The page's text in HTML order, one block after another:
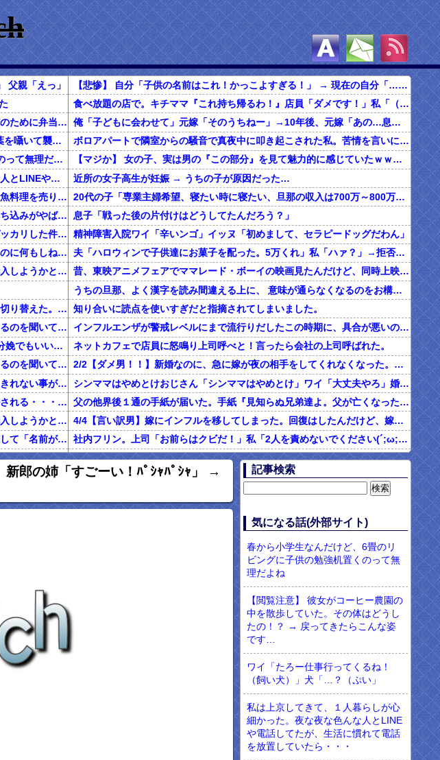
父親「えっ」
まだ学生の婆の娘が、バイト先のアラサーパートリーダに「俺のために弁当作ってこい」って言われたらしいの。断ろうとしたら「そんな事言うならシフトに入れてあげないよｗ」って…
4/5父の所業と俺の態度で嫁が離婚したいと。その前に甘い言葉を囁いて襲ったら逃げられた。子供が出来たらきっと嫁も反省して父に謝罪すると思ったのに。嫁のワガママで離婚だなんて…
春から小学生なんだけど、6畳のリビングに子供の勉強机置くのって無理だよね
私は上京してきて、１人暮らしが心細かった。夜な夜な色んな人とLINEや電話してたが、生活に慣れて電話を放置していたら・・・
一緒に旅行しようって予定を立ててる時、泊まり先は相手の「魚料理を売りにしてるこの旅館にしよう！」でほぼ即決→いざ現地で夕食の時間になってみると！？
彼女に「別れよう、もうやっていけない」と言われてまい、落ち込みがやばい←報告者がきもすぎたｗｗｗｗｗ
彼「クリスマスに店予約しといたよ」楽しみにしてたのに、ガッカリした件ｗｗｗｗｗ
【ゴミ】彼女が猫拾ってきた。自分「こいつ自分が拾ってきたのに何もしねーな」 → 拾ってきたんじゃなかった…
還暦を過ぎた独身の姉から某田舎町のリゾートマンションを購入しようかと思うと相談された
不倫した嫁と再構築の道を選ぶもフラバが酷くて離婚の方向に切り替えた。しかし親まで召喚して抵抗する嫁を見てるうちに「俺もすればいいじゃん」という結...
旦那が電話で義両親に私の杖を「貸してあげるよー」と言ってるのを聞いてしまった
二人目を計画無痛分娩予定なんだけど妊娠9ヶ月になって自然分娩でもいいかなって思うようになってきた
旦那が電話で義両親に私の杖を「貸してあげるよー」と言ってるのを聞いてしまった
前働いてた店は店員の数に対して圧倒的に客が多すぎて対応しきれない事がしょっちゅうあった
【鬼砲】自殺した竹内結子さん、新たな衝撃エピソードが明かされる・・・これは・・・
還暦を過ぎた独身の姉から某田舎町のリゾートマンションを購入しようかと思うと相談された
町内広報に読めないキラキラネーム→その子の親が役所に突撃して「名前が違う!!!」
俺「養育費で野球観戦なんていい身分だな」元嫁「普通に生活してたら野球くらい行けます。いちいち連絡して来ないで」俺「ふざけんな！」→結果…
妻が置手紙を残し失踪、農業経営に必要な数千万円を持ち逃げし、妻の両親に事情を説明。失踪から1週間後に妻の両親と話し合い中妻帰宅。妻の車がｱｳﾃﾞｨになり肌ﾂﾔﾂﾔ。すると
【悲惨】 自分「子供の名前はこれ！かっこよすぎる！」 → 現在の自分「………」
食べ放題の店で。キチママ『これ持ち帰るわ！』店員「ダメです！」私「（セコママだ！）」キチ『食べ放題だし持ち帰っても一緒よ！』 → すると突然...
俺「子どもに会わせて」元嫁「そのうちねー」→10年後、元嫁「あの…息子が…」
ボロアパートで隣室からの騒音で真夜中に叩き起こされた私。苦情を言いに行くと、DQNがビクビク震えながら一言ｗｗｗ
【マジか】 女の子、実は男の『この部分』を見て魅力的に感じていたｗｗｗｗｗｗｗｗ
近所の女子高生が妊娠 → うちの子が原因だった…
20代の子「専業主婦希望、寝たい時に寝たい、旦那の収入は700万～800万ぐらい。友達とランチ、ヨガ、エステ」→結果…
息子「戦った後の片付けはどうしてたんだろう？」
精神障害入院ワイ「辛いンゴ」イッヌ「初めまして、セラピードッグだわん」
夫「ハロウィンで子供達にお菓子を配った。5万くれ」私「ハァ？」→拒否したら離婚しようと言われ...
昔、東映アニメフェアでママレード・ボーイの映画見たんだけど、同時上映がスラムダンクとドラゴンボールだったんだよな。
うちの旦那、よく漢字を読み間違える上に、 意味が通らなくなるのをお構いなしにそのまま無理やり読もうとする。
知り合いに読点を使いすぎだと指摘されてしまいました。
インフルエンザが警戒レベルにまで流行りだしたこの時期に、具合が悪いのに頑なに病院に行こうとしない同居の義姉。
ネットカフェで店員に怒鳴り上司呼べと！言ったら会社の上司呼ばれた。
2/2【ダメ男！！】新婚なのに、急に嫁が夜の相手をしてくれなくなった。その代わり口ではしてくれるんだけど…仕事もちょくちょく休んでるみたいだし。これって真っ黒？？→結果…
シンママはやめとけおじさん「シンママはやめとけ」ワイ「大丈夫やろ」婚姻届け提出⇒結果！！
父の他界後１通の手紙が届いた。手紙『見知らぬ兄弟達よ。父が亡くなったそうだが我々は二千万ほどだけ貰えたら後は遺産は一切いらない。だからくれ』 → なんと…
4/4【言い訳男】嫁にインフルを移してしまった。回復はしたんだけど、嫁「こっちは病み上がりでフラフラしてるのにあんたはTV見て。手伝う気はないわけ？」→そりゃない事もないけど
社内フリン。上司「お前らはクビだ！」私「2人を責めないでください(´;ω;｀)私さえいなければいいんです」 みんな「！？」 → 狙い通りだった・・・
私「初めて飲む味だけどなんのお茶？」彼「ちっ！」私「」
【ネット騒然】惨殺されたタワマン頂き女子のこの動画、すげえええええｗｗｗｗｗｗｗｗｗｗｗ
百年の恋12-899 食べた量を張り合ってくる
【マジかよ】現役のヤクサ"が5chに降臨 → 衝撃の暴露を開始・・・！！！
郎の姉「すごーい！ﾊﾟｼｬﾊﾟｼｬ」 →
記事検索
気になる話(外部サイト)
春から小学生なんだけど、6畳のリ
ビングに子供の勉強机置くのって無
理だよね
【閲覧注意】 彼女がコーヒー農園の
中を散歩していた。その体はどうし
たの！？ → 戻ってきたらこんな姿
です…
ワイ「たろー仕事行ってくるね！
（飼い犬）」犬「…？（ぷい」
私は上京してきて、１人暮らしが心
細かった。夜な夜な色んな人とLINE
や電話してたが、生活に慣れて電話
を放置していたら・・・